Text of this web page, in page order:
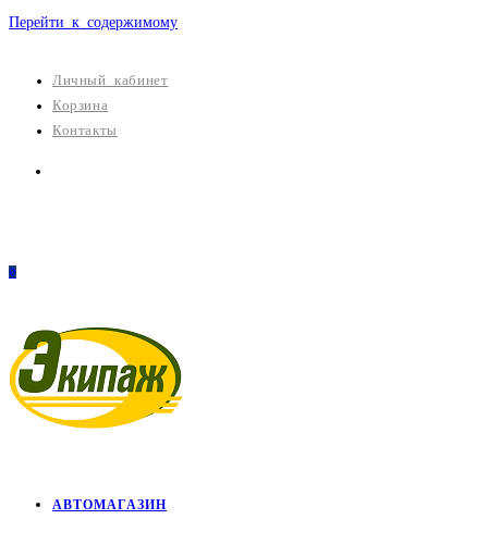
Перейти к содержимому
Личный кабинет
Корзина
Контакты
0
АВТОМАГАЗИН